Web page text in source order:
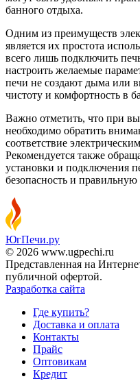
банного отдыха.
Одним из преимуществ
является их простота
всего лишь подключить
настроить желаемые
печи не создают дыма или
чистоту и комфортность в
Важно отметить, что при
необходимо обратить
соответствие
Рекомендуется также
установки и подключения
безопасность и правильную
ЮгПечи.ру
© 2026 www.ugpechi.ru
Представленная на
публичной офертой.
Разработка сайта
Где купить?
Доставка и оплата
Контакты
Прайс
Оптовикам
Кредит